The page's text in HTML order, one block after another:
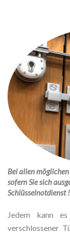
Bei allen
sofern Sie sich
Schlüsselnotdienst !
Jedem kann
verschlossener